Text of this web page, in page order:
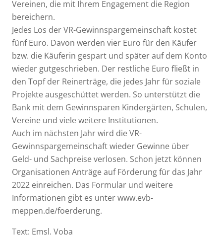
Vereinen, die mit Ihrem Engagement die Region
bereichern.
Jedes Los der VR-Gewinnspargemeinschaft kostet
fünf Euro. Davon werden vier Euro für den Käufer
bzw. die Käuferin gespart und später auf dem Konto
wieder gutgeschrieben. Der restliche Euro fließt in
den Topf der Reinerträge, die jedes Jahr für soziale
Projekte ausgeschüttet werden. So unterstützt die
Bank mit dem Gewinnsparen Kindergärten, Schulen,
Vereine und viele weitere Institutionen.
Auch im nächsten Jahr wird die VR-
Gewinnspargemeinschaft wieder Gewinne über
Geld- und Sachpreise verlosen. Schon jetzt können
Organisationen Anträge auf Förderung für das Jahr
2022 einreichen. Das Formular und weitere
Informationen gibt es unter www.evb-
meppen.de/foerderung.
Text: Emsl. Voba